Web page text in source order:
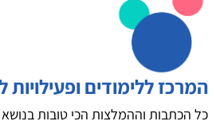
המרכז ללימודים ופעילויות
כל הכתבות וההמלצות הכי טובות בנושא